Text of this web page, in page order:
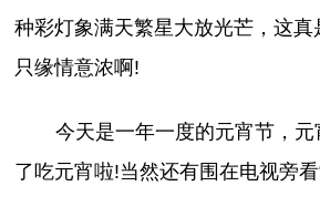
种彩灯象满天繁星大放光芒，这真
只缘情意浓啊!
今天是一年一度的元宵节，
了吃元宵啦!当然还有围在电视旁看